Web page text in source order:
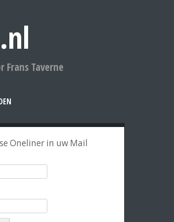
Taverne
Oneliner in uw Mail